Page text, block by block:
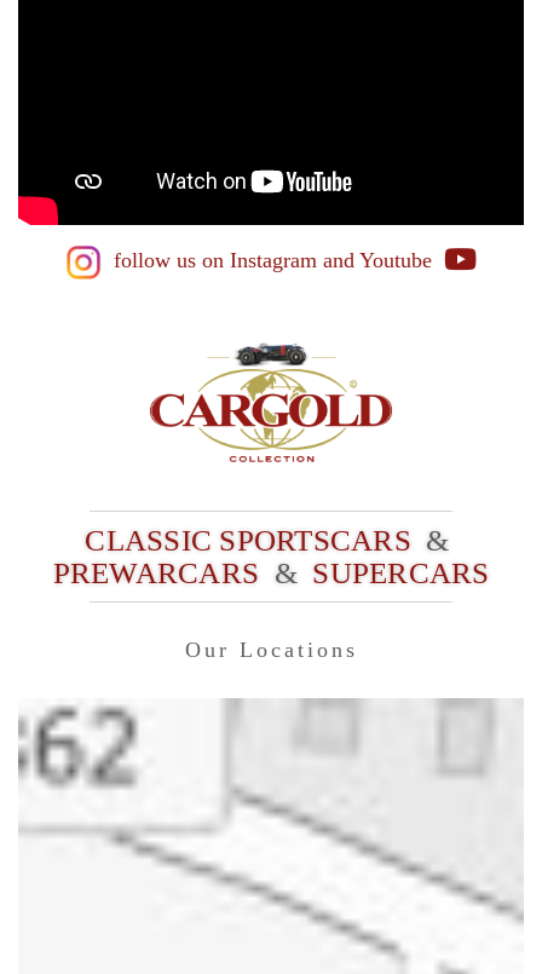
follow us on Instagram and Youtube
CLASSIC SPORTSCARS &
PREWARCARS & SUPERCARS
Our Locations